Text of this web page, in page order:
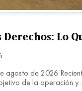
Derechos: Lo
agosto de 2026
de la operación